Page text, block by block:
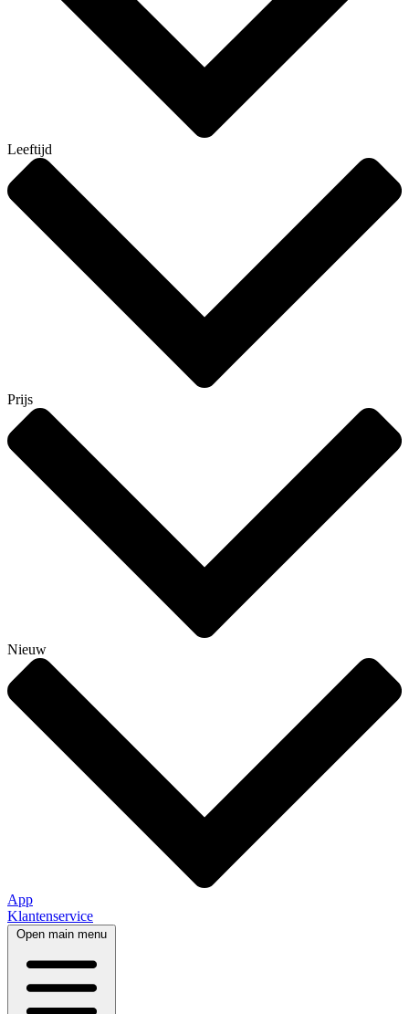
Leeftijd
Prijs
Nieuw
App
Klantenservice
Open main menu